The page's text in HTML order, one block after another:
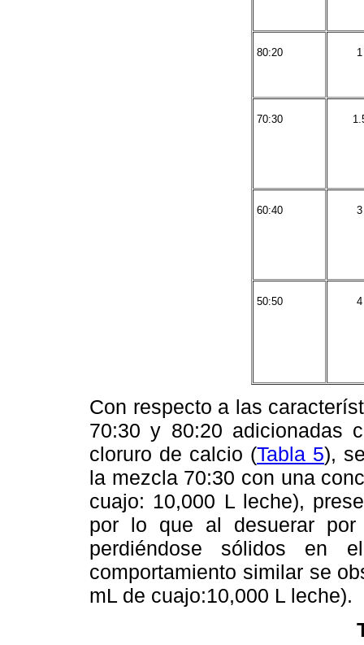
80:20 1
70:30
60:40 3
50:50 4
Con respecto a las
70:30 y 80:20 adicionadas
cloruro de calcio (Tabla 5),
la mezcla 70:30 con una
cuajo: 10,000 L leche),
por lo que al desuerar por
perdiéndose sólidos en
comportamiento similar se
mL de cuajo:10,000 L leche).